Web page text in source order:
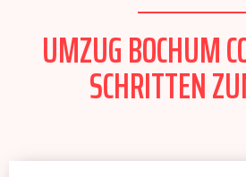
UMZUG BOCHUM
SCHRITTEN